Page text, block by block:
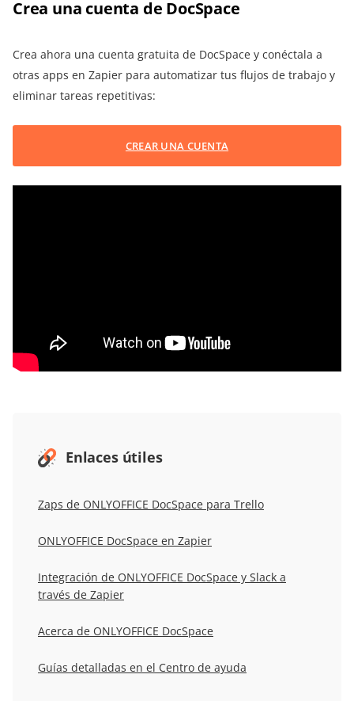
Crea una cuenta de DocSpace
Crea ahora una cuenta gratuita de DocSpace y conéctala a
otras apps en Zapier para automatizar tus flujos de trabajo y
eliminar tareas repetitivas:
CREAR UNA CUENTA
Enlaces útiles
Zaps de ONLYOFFICE DocSpace para Trello
ONLYOFFICE DocSpace en Zapier
Integración de ONLYOFFICE DocSpace y Slack a
través de Zapier
Acerca de ONLYOFFICE DocSpace
Guías detalladas en el Centro de ayuda